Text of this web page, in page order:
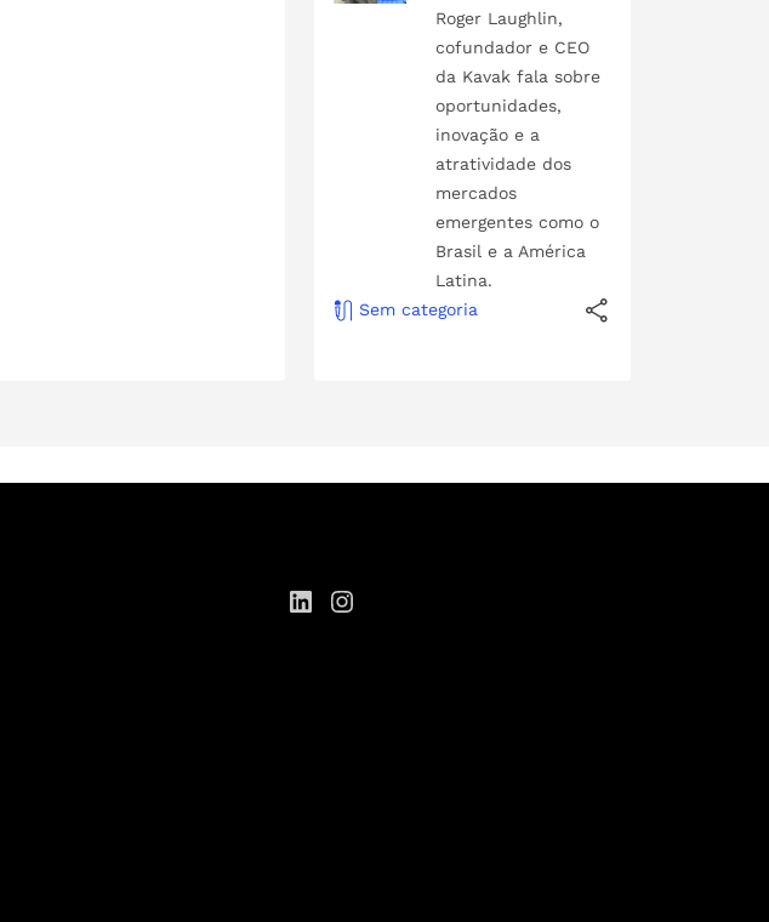
Roger Laughlin,
cofundador e CEO
da Kavak fala sobre
oportunidades,
inovação e a
atratividade dos
mercados
emergentes como o
Brasil e a América
Latina.
Sem categoria